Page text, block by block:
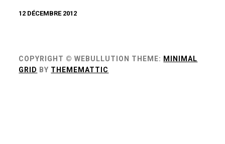
12 DÉCEMBRE 2012
COPYRIGHT © WEBULLUTION THEME: MINIMAL
GRID BY THEMEMATTIC